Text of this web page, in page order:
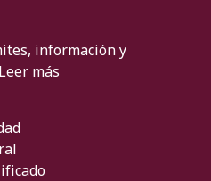
información y
Leer más